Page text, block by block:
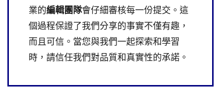
業的編輯團隊會仔細審核每一份提交。這
個過程保證了我們分享的事實不僅有趣，
而且可信。當您與我們一起探索和學習
時，請信任我們對品質和真實性的承諾。